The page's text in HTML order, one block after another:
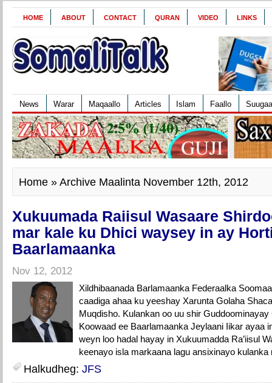
HOME ABOUT CONTACT QURAN VIDEO LINKS
News Warar Maqaallo Articles Islam Faallo
Home » Archive Maalinta November 12th, 2012
Xukuumada Raiisul Wasaare
mar kale ku Dhici waysey in ay
Baarlamaanka
Nov 12, 2012
Xildhibaanada Barlamaanka Federaalka
caadiga ahaa ku yeeshay Xarunta Golaha
Muqdisho. Kulankan oo uu shir
Koowaad ee Baarlamaanka Jeylaani Iikar ayaa
weyn loo hadal hayay in Xukuumadda Ra’iisul
keenayo isla markaana lagu ansixinayo
Halkudheg: JFS